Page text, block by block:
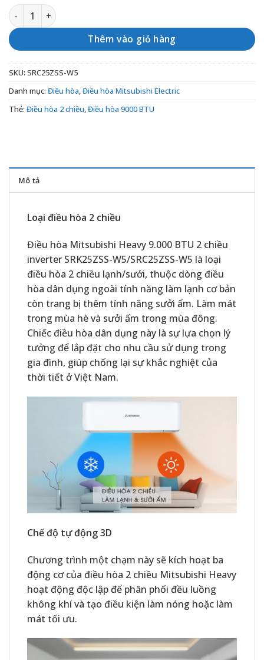
Điều hòa Mitsubishi Heavy 2 chiều inverter SRK/SRC25ZSS-
Thêm vào giỏ hàng
SKU: SRC25ZSS-W5
Danh mục: Điều hòa,Điều hòa Mitsubishi Electric
Thẻ: Điều hòa 2 chiều,Điều hòa 9000 BTU
Mô tả
Loại điều hòa 2 chiều
Điều hòa Mitsubishi Heavy 9.000 BTU 2 chiều
inverter SRK25ZSS-W5/SRC25ZSS-W5 là loại
điều hòa 2 chiều lạnh/sưởi, thuộc dòng điều
hòa dân dụng ngoài tính năng làm lạnh cơ bản
còn trang bị thêm tính năng sưởi ấm. Làm mát
trong mùa hè và sưởi ấm trong mùa đông.
Chiếc điều hòa dân dụng này là sự lựa chọn lý
tưởng để lắp đặt cho nhu cầu sử dụng trong
gia đình, giúp chống lại sự khắc nghiệt của
thời tiết ở Việt Nam.
Chế độ tự động 3D
Chương trình một chạm này sẽ kích hoạt ba
động cơ của điều hòa 2 chiều Mitsubishi Heavy
hoạt động độc lập để phân phối đều luồng
không khí và tạo điều kiện làm nóng hoặc làm
mát tối ưu.